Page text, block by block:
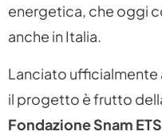
energetica, che oggi
anche in Italia.
Lanciato ufficialmente
il progetto è frutto
Fondazione Snam ETS